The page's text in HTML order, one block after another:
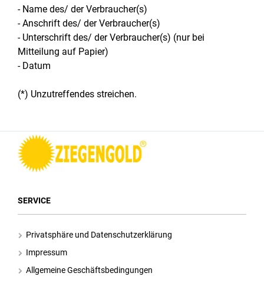
- Name des/ der Verbraucher(s)
- Anschrift des/ der Verbraucher(s)
- Unterschrift des/ der Verbraucher(s) (nur bei
Mitteilung auf Papier)
- Datum
(*) Unzutreffendes streichen.
SERVICE
Privatsphäre und Datenschutzerklärung
Impressum
Allgemeine Geschäftsbedingungen